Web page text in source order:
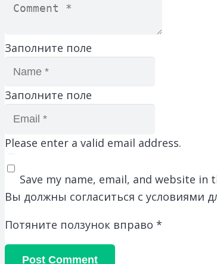
Заполните поле
Заполните поле
Please enter a valid email address.
Save my name, email, and website
Вы должны согласиться с условиями
Потяните ползунок вправо *
Post Comment